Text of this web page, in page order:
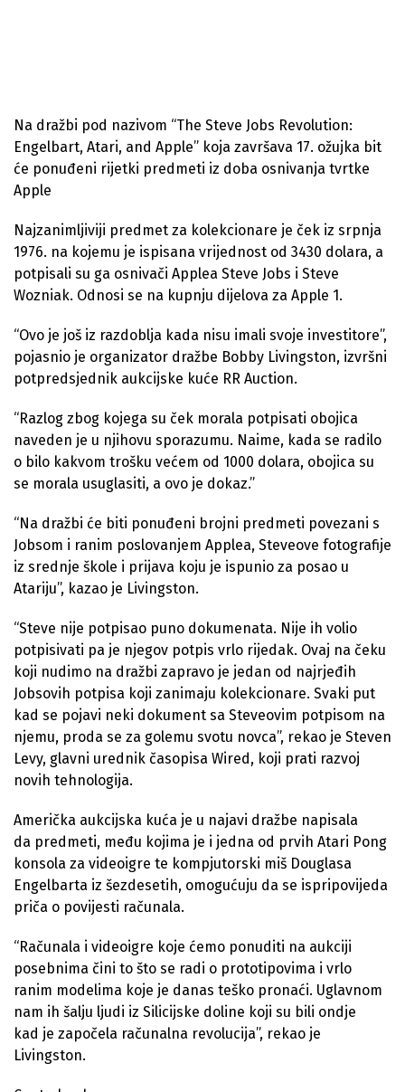
Na dražbi pod nazivom “The Steve Jobs Revolution:
Engelbart, Atari, and Apple” koja završava 17. ožujka bit
će ponuđeni rijetki predmeti iz doba osnivanja tvrtke
Apple
Najzanimljiviji predmet za kolekcionare je ček iz srpnja
1976. na kojemu je ispisana vrijednost od 3430 dolara, a
potpisali su ga osnivači Applea Steve Jobs i Steve
Wozniak. Odnosi se na kupnju dijelova za Apple 1.
“Ovo je još iz razdoblja kada nisu imali svoje investitore”,
pojasnio je organizator dražbe Bobby Livingston, izvršni
potpredsjednik aukcijske kuće RR Auction.
“Razlog zbog kojega su ček morala potpisati obojica
naveden je u njihovu sporazumu. Naime, kada se radilo
o bilo kakvom trošku većem od 1000 dolara, obojica su
se morala usuglasiti, a ovo je dokaz.”
“Na dražbi će biti ponuđeni brojni predmeti povezani s
Jobsom i ranim poslovanjem Applea, Steveove fotografije
iz srednje škole i prijava koju je ispunio za posao u
Atariju”, kazao je Livingston.
“Steve nije potpisao puno dokumenata. Nije ih volio
potpisivati pa je njegov potpis vrlo rijedak. Ovaj na čeku
koji nudimo na dražbi zapravo je jedan od najrjeđih
Jobsovih potpisa koji zanimaju kolekcionare. Svaki put
kad se pojavi neki dokument sa Steveovim potpisom na
njemu, proda se za golemu svotu novca”, rekao je Steven
Levy, glavni urednik časopisa Wired, koji prati razvoj
novih tehnologija.
Američka aukcijska kuća je u najavi dražbe napisala
da predmeti, među kojima je i jedna od prvih Atari Pong
konsola za videoigre te kompjutorski miš Douglasa
Engelbarta iz šezdesetih, omogućuju da se ispripovijeda
priča o povijesti računala.
“Računala i videoigre koje ćemo ponuditi na aukciji
posebnima čini to što se radi o prototipovima i vrlo
ranim modelima koje je danas teško pronaći. Uglavnom
nam ih šalju ljudi iz Silicijske doline koji su bili ondje
kad je započela računalna revolucija”, rekao je
Livingston.